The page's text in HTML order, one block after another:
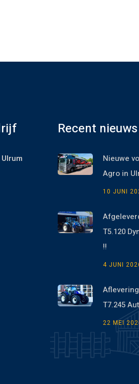
Recent nieuws
Nieuwe
Agro in
10 JUNI
T5.120
!!
4 JUNI
T7.245
22 MEI